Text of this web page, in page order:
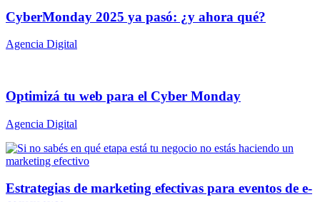
CyberMonday 2025 ya pasó: ¿y ahora qué?
Agencia Digital
Optimizá tu web para el Cyber Monday
Agencia Digital
Estrategias de marketing efectivas para eventos de e-